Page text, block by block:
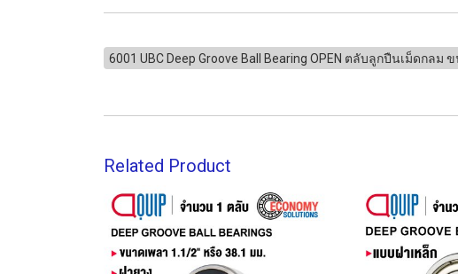
6001 UBC Deep Groove Ball Bearing OPEN ตลับลูกปืนเม็ดกลม
Related Product